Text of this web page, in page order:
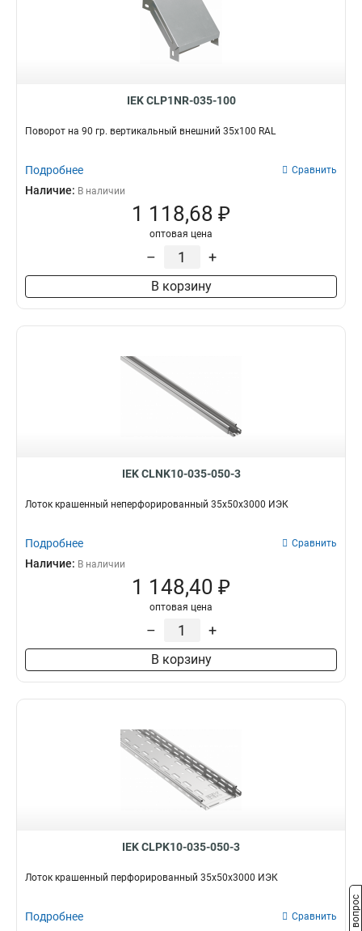
IEK CLP1NR-035-100
Поворот на 90 гр. вертикальный внешний 35х100 RAL
Подробнее Сравнить
Наличие: В наличии
1 118,68 ₽
оптовая цена
– +
В корзину
IEK CLNK10-035-050-3
Лоток крашенный неперфорированный 35х50х3000 ИЭК
Подробнее Сравнить
Наличие: В наличии
1 148,40 ₽
оптовая цена
– +
В корзину
IEK CLPK10-035-050-3
Лоток крашенный перфорированный 35х50х3000 ИЭК
Подробнее Сравнить